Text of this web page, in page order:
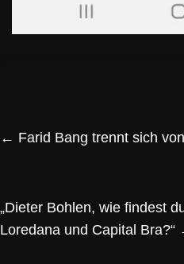
← Farid Bang trennt sich
„Dieter Bohlen, wie findest
Loredana und Capital Bra?“